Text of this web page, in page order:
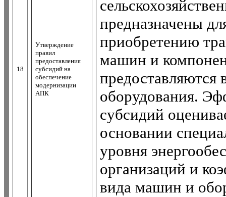
18
Утверждение
правил
предоставления
субсидий на
обеспечение
модернизации
АПК
предназначены
приобретению
машин и
предоставляются
оборудования.
субсидий
основании
уровня
организаций и
вида машин и